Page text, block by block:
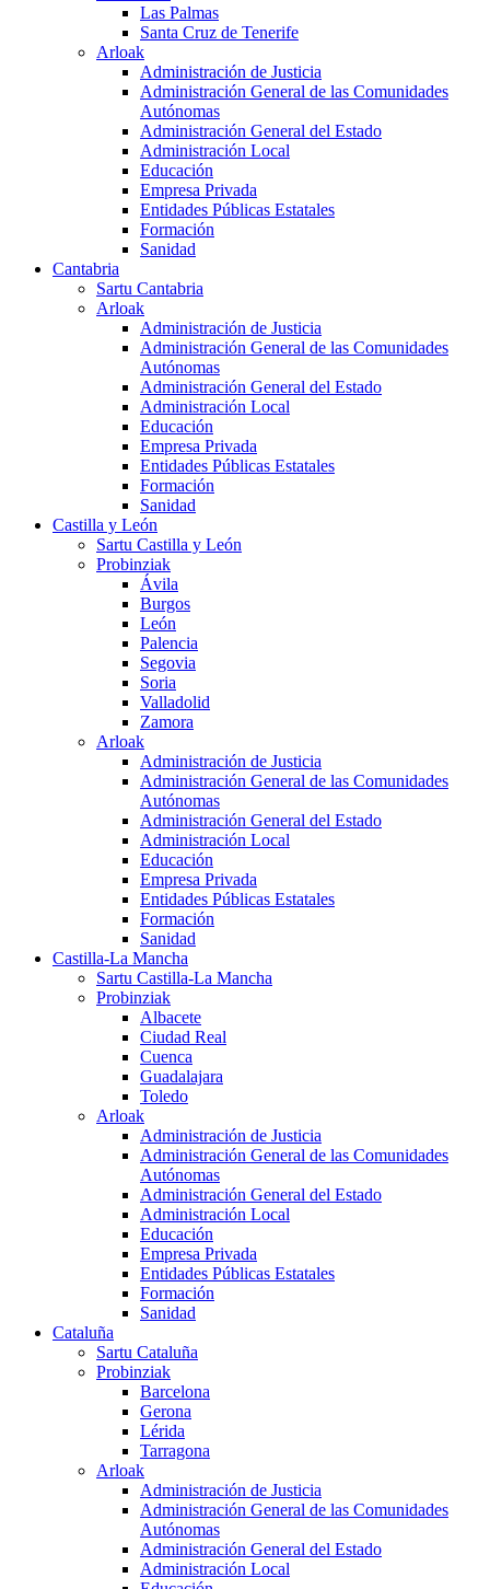
Las Palmas
Santa Cruz de Tenerife
Arloak
Administración de Justicia
Administración General de las Comunidades
Autónomas
Administración General del Estado
Administración Local
Educación
Empresa Privada
Entidades Públicas Estatales
Formación
Sanidad
Cantabria
Sartu Cantabria
Arloak
Administración de Justicia
Administración General de las Comunidades
Autónomas
Administración General del Estado
Administración Local
Educación
Empresa Privada
Entidades Públicas Estatales
Formación
Sanidad
Castilla y León
Sartu Castilla y León
Probinziak
Ávila
Burgos
León
Palencia
Segovia
Soria
Valladolid
Zamora
Arloak
Administración de Justicia
Administración General de las Comunidades
Autónomas
Administración General del Estado
Administración Local
Educación
Empresa Privada
Entidades Públicas Estatales
Formación
Sanidad
Castilla-La Mancha
Sartu Castilla-La Mancha
Probinziak
Albacete
Ciudad Real
Cuenca
Guadalajara
Toledo
Arloak
Administración de Justicia
Administración General de las Comunidades
Autónomas
Administración General del Estado
Administración Local
Educación
Empresa Privada
Entidades Públicas Estatales
Formación
Sanidad
Cataluña
Sartu Cataluña
Probinziak
Barcelona
Gerona
Lérida
Tarragona
Arloak
Administración de Justicia
Administración General de las Comunidades
Autónomas
Administración General del Estado
Administración Local